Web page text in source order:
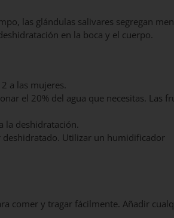
las glándulas salivares segregan
en la boca y el cuerpo.
a las mujeres.
el 20% del agua que necesitas. Las
la deshidratación.
Utilizar un humidificador
comer y tragar fácilmente. Añadir